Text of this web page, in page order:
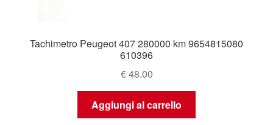
Tachimetro Peugeot 407 280000 km 9654815080
610396
€48.00
Aggiungi al carrello